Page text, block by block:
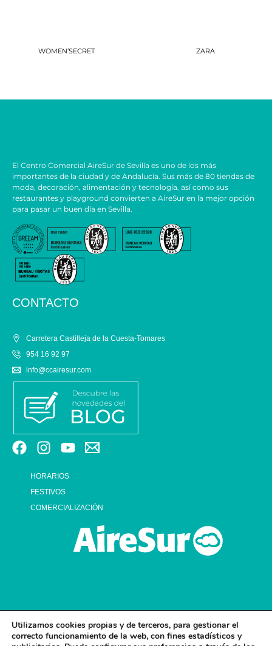
WOMEN’SECRET ZARA
El Centro Comercial AireSur de Sevilla es uno de los más
importantes de la ciudad y de Andalucía. Sus más de 80 tiendas de
moda, decoración, alimentación y tecnología, así como sus
restaurantes y playground convierten a AireSur en la mejor opción
para pasar un buen día en Sevilla.
CONTACTO
Carretera Castilleja de la Cuesta-Tomares
954 16 92 97
info@ccairesur.com
HORARIOS
FESTIVOS
COMERCIALIZACIÓN
© 2026 CENTRO COMERCIAL AIRESUR . ALL RIGHTS RESERVED.
AVISO LEGAL Y POLÍTICA DE PRIVACIDADPOLÍTICA DE PRIVACIDAD EN RRSS
Utilizamos cookies propias y de terceros, para gestionar el
correcto funcionamiento de la web, con fines estadísticos y